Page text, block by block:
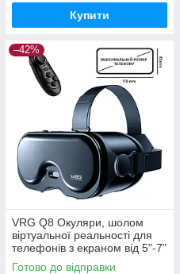
Купити
–42%
VRG Q8 Окуляри, шолом
віртуальної реальності для
телефонів з екраном від 5"-7"
+ пульт
Готово до відправки